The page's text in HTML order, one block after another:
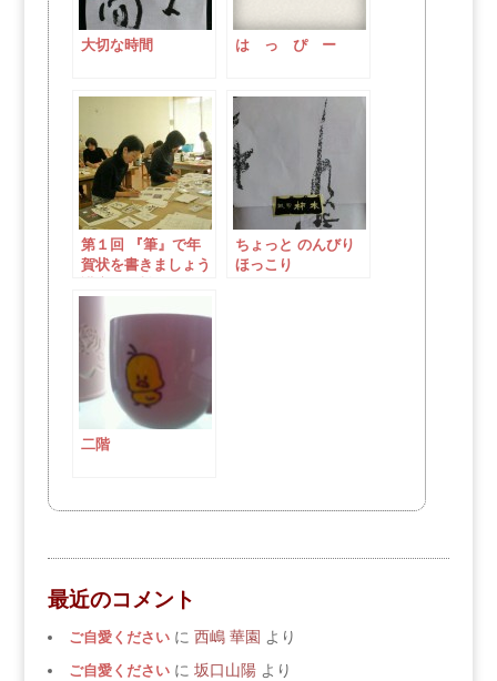
大切な時間 は っ ぴ ー
第１回 『筆』で年
賀状を書きましょう
ちょっと のんびり
ほっこり
二階
最近のコメント
ご自愛くださいに 西嶋 華園 より
ご自愛くださいに 坂口山陽より